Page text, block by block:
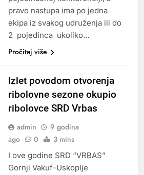
pravo nastupa ima po jedna
ekipa iz svakog udruženja ili do
2 pojedinca ukoliko…
Pročitaj više
Izlet povodom otvorenja
ribolovne sezone okupio
ribolovce SRD Vrbas
admin
9 godina
ago
0 3 mins
I ove godine SRD “VRBAS”
Gornji Vakuf-Uskoplje